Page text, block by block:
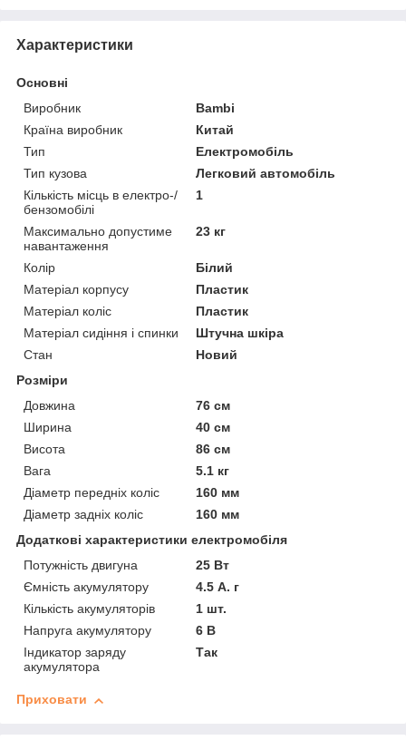
Характеристики
Основні
Виробник
Bambi
Країна виробник
Китай
Тип
Електромобіль
Тип кузова
Легковий автомобіль
Кількість місць в електро-/
бензомобілі
1
Максимально допустиме
навантаження
23 кг
Колір
Білий
Матеріал корпусу
Пластик
Матеріал коліс
Пластик
Матеріал сидіння і спинки
Штучна шкіра
Стан
Новий
Розміри
Довжина
76 см
Ширина
40 см
Висота
86 см
Вага
5.1 кг
Діаметр передніх коліс
160 мм
Діаметр задніх коліс
160 мм
Додаткові характеристики електромобіля
Потужність двигуна
25 Вт
Ємність акумулятору
4.5 А. г
Кількість акумуляторів
1 шт.
Напруга акумулятору
6 В
Індикатор заряду
акумулятора
Так
Приховати